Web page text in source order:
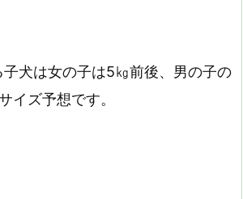
犬は女の子は5㎏前後、男の子の
イズ予想です。